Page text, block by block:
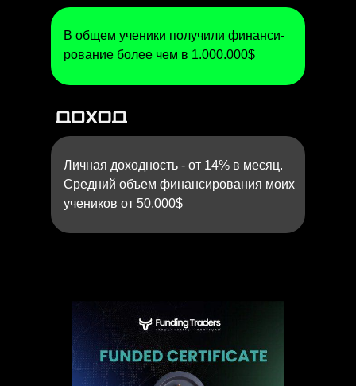
В общем ученики получили финанси-
рование более чем в 1.000.000$
Личная доходность - от 14% в месяц.
Средний объем финансирования моих
учеников от 50.000$